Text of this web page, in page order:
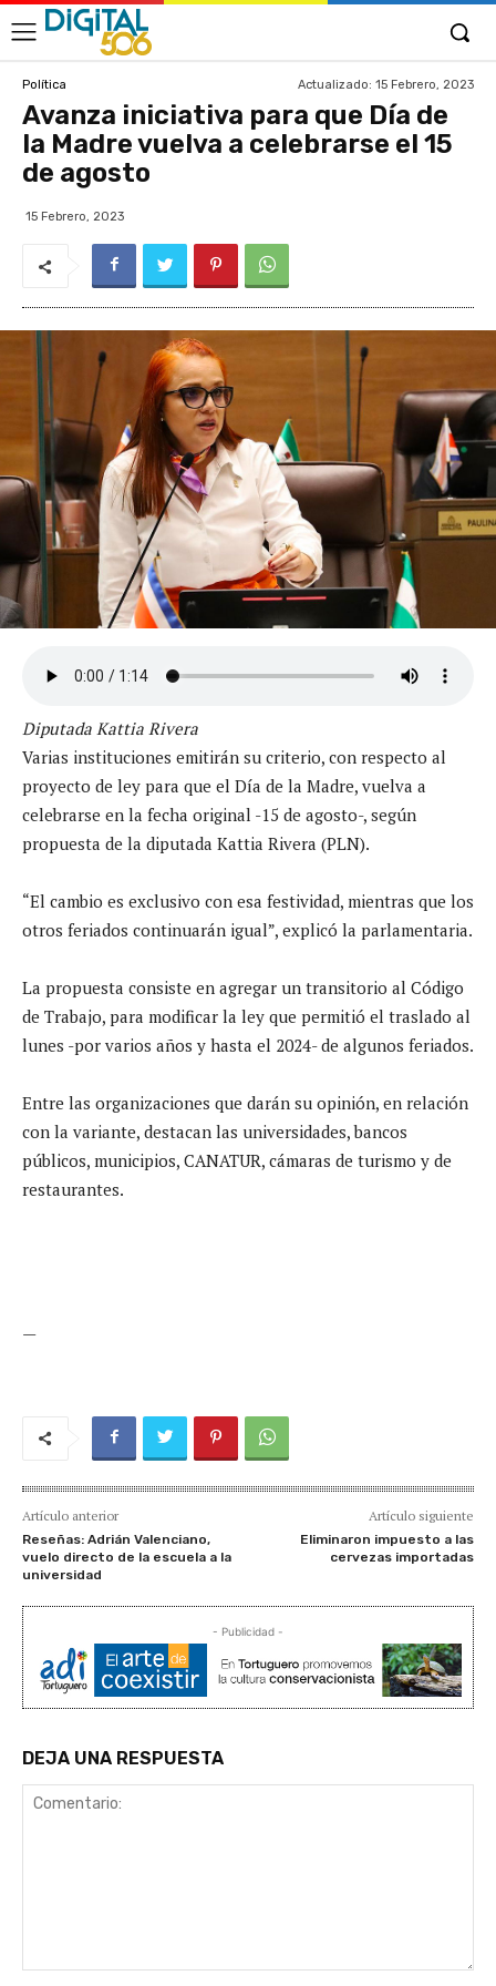
Política Actualizado: 15 Febrero, 2023
Avanza iniciativa para que Día de
la Madre vuelva a celebrarse el 15
de agosto
15 Febrero, 2023
Diputada Kattia Rivera
Varias instituciones emitirán su criterio, con respecto al
proyecto de ley para que el Día de la Madre, vuelva a
celebrarse en la fecha original -15 de agosto-, según
propuesta de la diputada Kattia Rivera (PLN).
“El cambio es exclusivo con esa festividad, mientras que los
otros feriados continuarán igual”, explicó la parlamentaria.
La propuesta consiste en agregar un transitorio al Código
de Trabajo, para modificar la ley que permitió el traslado al
lunes -por varios años y hasta el 2024- de algunos feriados.
Entre las organizaciones que darán su opinión, en relación
con la variante, destacan las universidades, bancos
públicos, municipios, CANATUR, cámaras de turismo y de
restaurantes.
—
Artículo anterior
Reseñas: Adrián Valenciano,
vuelo directo de la escuela a la
universidad
Artículo siguiente
Eliminaron impuesto a las
cervezas importadas
- Publicidad -
DEJA UNA RESPUESTA